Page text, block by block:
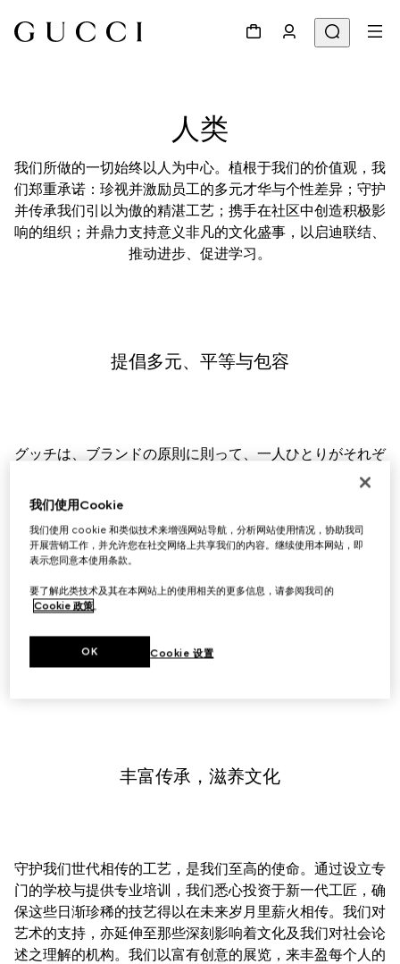
人类
我们所做的一切始终以人为中心。植根于我们的价值观，我
们郑重承诺：珍视并激励员工的多元才华与个性差异；守护
并传承我们引以为傲的精湛工艺；携手在社区中创造积极影
响的组织；并鼎力支持意义非凡的文化盛事，以启迪联结、
推动进步、促进学习。
提倡多元、平等与包容
グッチは、ブランドの原則に則って、一人ひとりがそれぞ
れの個性を存分に発揮できるように、あらゆる形態での多
様性を積極的にサポートします。グッチは、クリエイティ
差別化する要素にほかならないと信じています。職場内で
の平等と包括性を醸成するためにさまざまなイニシアティ
ブを起ち上げ、業界に留まらずより広範に体系的な変化を
及ぼせるよう、先進的な組織と提携しています。
了解古驰多元、平等与包容政策
丰富传承，滋养文化
守护我们世代相传的工艺，是我们至高的使命。通过设立专
门的学校与提供专业培训，我们悉心投资于新一代工匠，确
保这些日渐珍稀的技艺得以在未来岁月里薪火相传。我们对
艺术的支持，亦延伸至那些深刻影响着文化及我们对社会论
述之理解的机构。我们以富有创意的展览，来丰盈每个人的
我们使用Cookie
我们使用 cookie 和类似技术来增强网站导航，分析网站使用情况，协助我司
开展营销工作，并允许您在社交网络上共享我们的内容。继续使用本网站，即
表示您同意本使用条款。
要了解此类技术及其在本网站上的使用相关的更多信息，请参阅我司的
Cookie 政策。
Cookie 设置
OK